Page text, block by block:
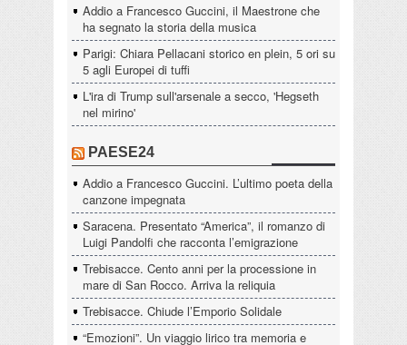
Addio a Francesco Guccini, il Maestrone che
ha segnato la storia della musica
Parigi: Chiara Pellacani storico en plein, 5 ori su
5 agli Europei di tuffi
L'ira di Trump sull'arsenale a secco, 'Hegseth
nel mirino'
PAESE24
Addio a Francesco Guccini. L’ultimo poeta della
canzone impegnata
Saracena. Presentato “America”, il romanzo di
Luigi Pandolfi che racconta l’emigrazione
Trebisacce. Cento anni per la processione in
mare di San Rocco. Arriva la reliquia
Trebisacce. Chiude l’Emporio Solidale
“Emozioni”. Un viaggio lirico tra memoria e